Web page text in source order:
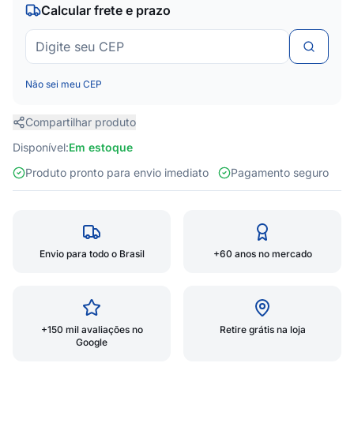
Calcular frete e prazo
Não sei meu CEP
Compartilhar produto
Disponível:Em estoque
Produto pronto para envio imediato
Pagamento seguro
Envio para todo o Brasil +60 anos no mercado
+150 mil avaliações no
Google
Retire grátis na loja